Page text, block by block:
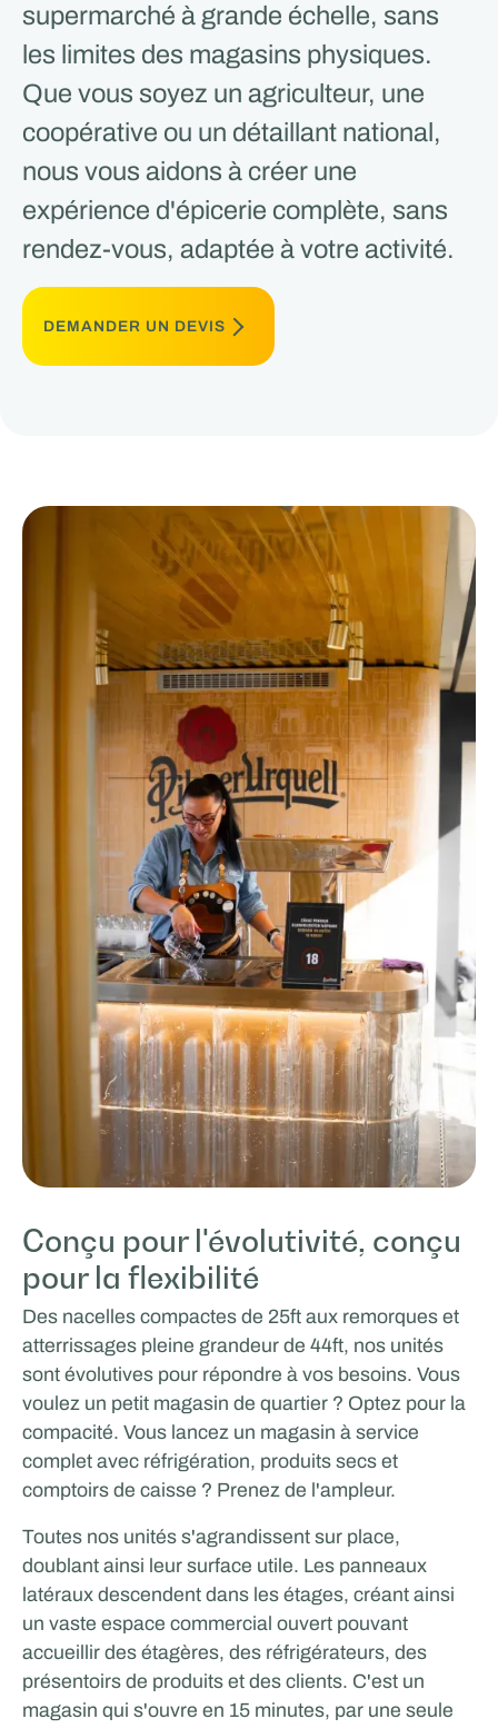
supermarché à grande échelle, sans
les limites des magasins physiques.
Que vous soyez un agriculteur, une
coopérative ou un détaillant national,
nous vous aidons à créer une
expérience d'épicerie complète, sans
rendez-vous, adaptée à votre activité.
DEMANDER UN DEVIS
Conçu pour l'évolutivité, conçu
pour la flexibilité
Des nacelles compactes de 25ft aux remorques et
atterrissages pleine grandeur de 44ft, nos unités
sont évolutives pour répondre à vos besoins. Vous
voulez un petit magasin de quartier ? Optez pour la
compacité. Vous lancez un magasin à service
complet avec réfrigération, produits secs et
comptoirs de caisse ? Prenez de l'ampleur.
Toutes nos unités s'agrandissent sur place,
doublant ainsi leur surface utile. Les panneaux
latéraux descendent dans les étages, créant ainsi
un vaste espace commercial ouvert pouvant
accueillir des étagères, des réfrigérateurs, des
présentoirs de produits et des clients. C'est un
magasin qui s'ouvre en 15 minutes, par une seule